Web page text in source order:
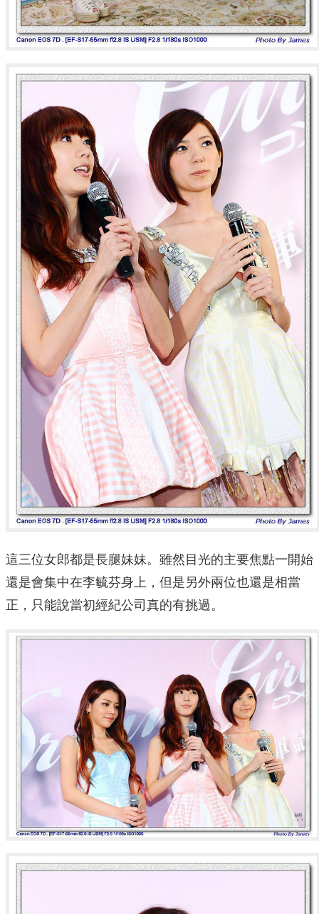
這三位女郎都是長腿妹妹。雖然目光的主要焦點一開始
還是會集中在李毓芬身上，但是另外兩位也還是相當
正，只能說當初經紀公司真的有挑過。